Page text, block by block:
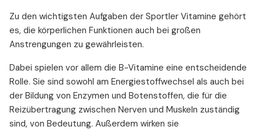
Zu den wichtigsten Aufgaben der Sportler Vitamine gehört
es, die körperlichen Funktionen auch bei großen
Anstrengungen zu gewährleisten.
Dabei spielen vor allem die B-Vitamine eine entscheidende
Rolle. Sie sind sowohl am Energiestoffwechsel als auch bei
der Bildung von Enzymen und Botenstoffen, die für die
Reizübertragung zwischen Nerven und Muskeln zuständig
sind, von Bedeutung. Außerdem wirken sie